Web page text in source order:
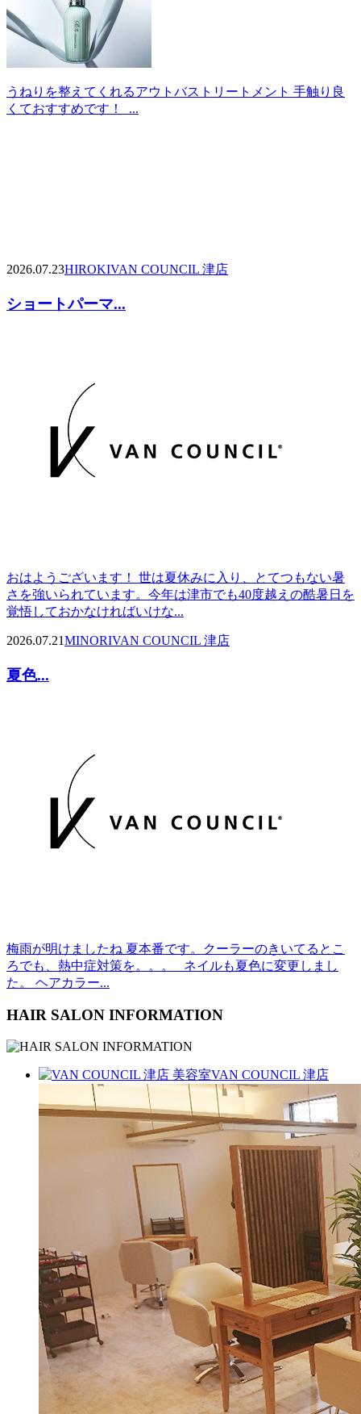
うねりを整えてくれるアウトバストリートメント 手触り良
くておすすめです！ ...
2026.07.23HIROKIVAN COUNCIL 津店
ショートパーマ...
おはようございます！ 世は夏休みに入り、とてつもない暑
さを強いられています。今年は津市でも40度越えの酷暑日を
覚悟しておかなければいけな...
2026.07.21MINORIVAN COUNCIL 津店
夏色...
梅雨が明けましたね 夏本番です。クーラーのきいてるとこ
ろでも、熱中症対策を。。。 ネイルも夏色に変更しまし
た。 ヘアカラー...
HAIR SALON INFORMATION
VAN COUNCIL 津店